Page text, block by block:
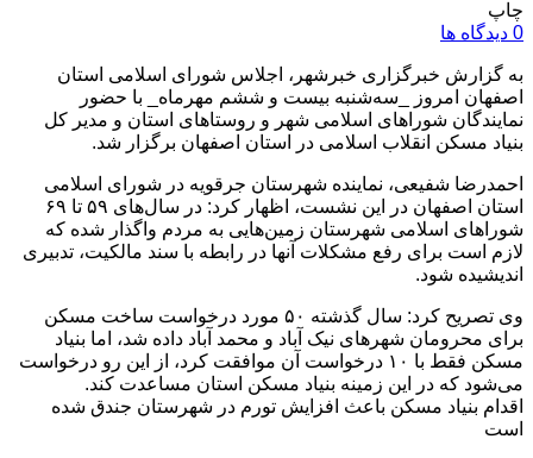
چاپ
0 دیدگاه ها
به گزارش خبرگزاری خبرشهر، اجلاس شورای اسلامی استان
اصفهان امروز _سه‌شنبه بیست و ششم مهرماه_ با حضور
نمایندگان شوراهای اسلامی شهر و روستاهای استان و مدیر کل
بنیاد مسکن انقلاب اسلامی در استان اصفهان برگزار شد.
احمدرضا شفیعی، نماینده شهرستان جرقویه در شورای اسلامی
استان اصفهان در این نشست، اظهار کرد: در سال‌های ۵۹ تا ۶۹
شوراهای اسلامی شهرستان زمین‌هایی به مردم واگذار شده که
لازم است برای رفع مشکلات آنها در رابطه با سند مالکیت، تدبیری
اندیشیده شود.
وی تصریح کرد: سال گذشته ۵۰ مورد درخواست ساخت مسکن
برای محرومان شهرهای نیک آباد و محمد آباد داده شد، اما بنیاد
مسکن فقط با ۱۰ درخواست آن موافقت کرد، از این رو درخواست
می‌شود که در این زمینه بنیاد مسکن استان مساعدت کند.
اقدام بنیاد مسکن باعث افزایش تورم در شهرستان جندق شده
است